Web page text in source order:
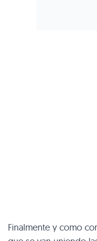
Finalmente y como